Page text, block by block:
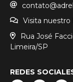
Visita nuestro
Rua José
Limeira/SP
REDES